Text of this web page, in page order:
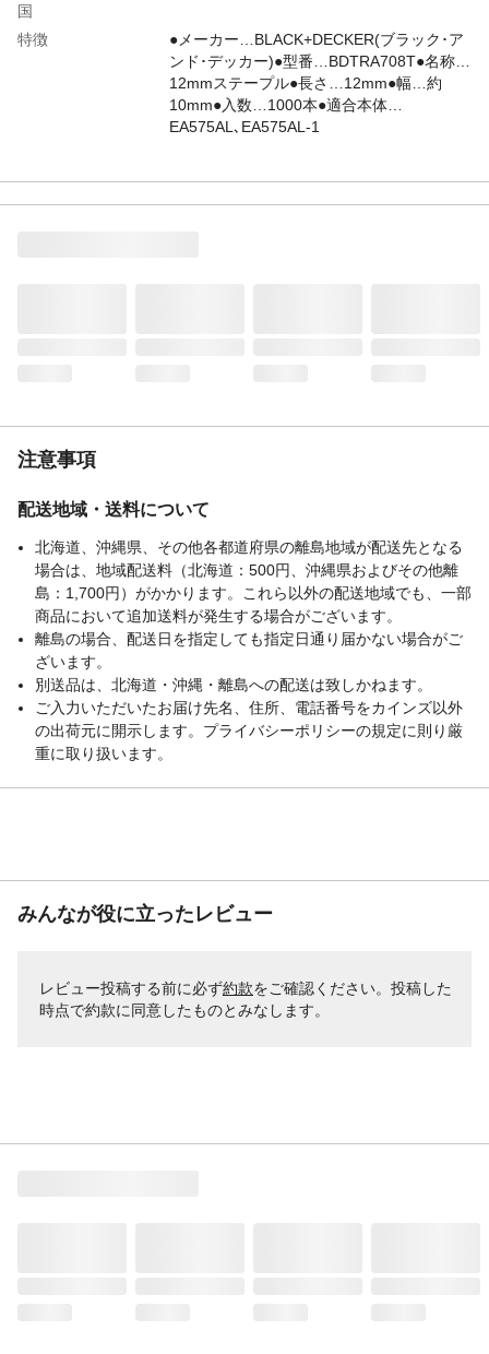
国
特徴
●メーカー…BLACK+DECKER(ブラック･ア
ンド･デッカー)●型番…BDTRA708T●名称…
12mmステープル●長さ…12mm●幅…約
10mm●入数…1000本●適合本体…
EA575AL､EA575AL-1
注意事項
配送地域・送料について
北海道、沖縄県、その他各都道府県の離島地域が配送先となる
場合は、地域配送料（北海道：500円、沖縄県およびその他離
島：1,700円）がかかります。これら以外の配送地域でも、一部
商品において追加送料が発生する場合がございます。
離島の場合、配送日を指定しても指定日通り届かない場合がご
ざいます。
別送品は、北海道・沖縄・離島への配送は致しかねます。
ご入力いただいたお届け先名、住所、電話番号をカインズ以外
の出荷元に開示します。プライバシーポリシーの規定に則り厳
重に取り扱います。
みんなが役に立ったレビュー
レビュー投稿する前に必ず約款をご確認ください。投稿した
時点で約款に同意したものとみなします。